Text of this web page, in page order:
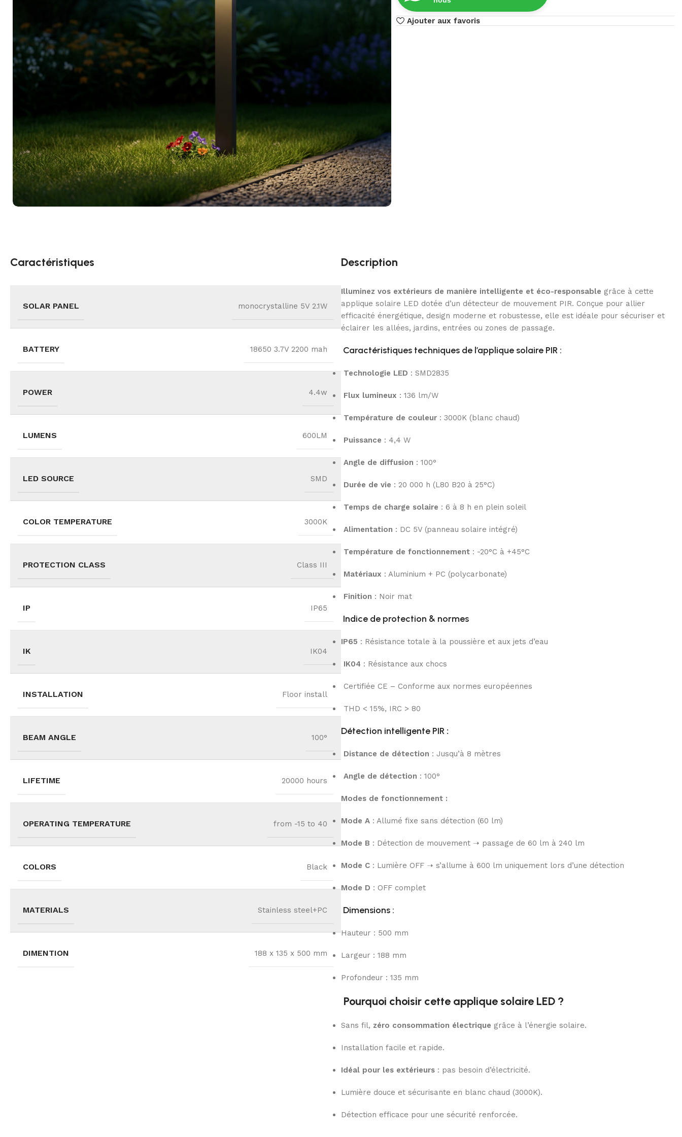
Ajouter aux favoris
Caractéristiques
SOLAR PANEL monocrystalline 5V 2.1W
BATTERY 18650 3.7V 2200 mah
POWER 4.4w
LUMENS 600LM
LED SOURCE SMD
COLOR TEMPERATURE 3000K
PROTECTION CLASS Class III
IP IP65
IK IK04
INSTALLATION Floor install
BEAM ANGLE 100°
LIFETIME 20000 hours
OPERATING TEMPERATURE from -15 to 40
COLORS Black
MATERIALS Stainless steel+PC
DIMENTION 188 x 135 x 500 mm
Description
Illuminez vos extérieurs de manière intelligente et éco-responsable grâce à cette
applique solaire LED dotée d’un détecteur de mouvement PIR. Conçue pour allier
efficacité énergétique, design moderne et robustesse, elle est idéale pour sécuriser et
éclairer les allées, jardins, entrées ou zones de passage.
Caractéristiques techniques de l’applique solaire PIR :
Technologie LED : SMD2835
Flux lumineux : 136 lm/W
Température de couleur : 3000K (blanc chaud)
Puissance : 4,4 W
Angle de diffusion : 100°
Durée de vie : 20 000 h (L80 B20 à 25°C)
Temps de charge solaire : 6 à 8 h en plein soleil
Alimentation : DC 5V (panneau solaire intégré)
Température de fonctionnement : -20°C à +45°C
Matériaux : Aluminium + PC (polycarbonate)
Finition : Noir mat
Indice de protection & normes
IP65 : Résistance totale à la poussière et aux jets d’eau
IK04 : Résistance aux chocs
Certifiée CE – Conforme aux normes européennes
THD < 15%, IRC > 80
Détection intelligente PIR :
Distance de détection : Jusqu’à 8 mètres
Angle de détection : 100°
Modes de fonctionnement :
Mode A : Allumé fixe sans détection (60 lm)
Mode B : Détection de mouvement ➝ passage de 60 lm à 240 lm
Mode C : Lumière OFF ➝ s’allume à 600 lm uniquement lors d’une détection
Mode D : OFF complet
Dimensions :
Hauteur : 500 mm
Largeur : 188 mm
Profondeur : 135 mm
Pourquoi choisir cette applique solaire LED ?
Sans fil, zéro consommation électrique grâce à l’énergie solaire.
Installation facile et rapide.
Idéal pour les extérieurs : pas besoin d’électricité.
Lumière douce et sécurisante en blanc chaud (3000K).
Détection efficace pour une sécurité renforcée.